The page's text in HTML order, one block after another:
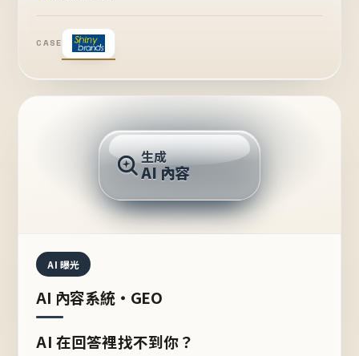
CASE
推薦的台灣品牌？
生成
AI 內容
AI 曝光
AI 內容系統・GEO
AI 在回答裡找不到你？